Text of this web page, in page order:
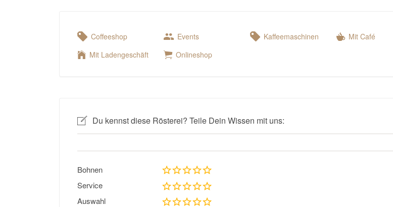
Coffeeshop Events Kaffeemaschinen
Mit Café
Mit Ladengeschäft
Onlineshop
Du kennst diese Rösterei? Teile Dein Wissen mit uns:
Bohnen
Service
Auswahl